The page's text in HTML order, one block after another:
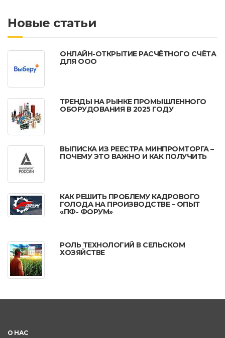
Новые статьи
ОНЛАЙН-ОТКРЫТИЕ РАСЧЁТНОГО СЧЁТА
ДЛЯ ООО
ТРЕНДЫ НА РЫНКЕ ПРОМЫШЛЕННОГО
ОБОРУДОВАНИЯ В 2025 ГОДУ
ВЫПИСКА ИЗ РЕЕСТРА МИНПРОМТОРГА –
ПОЧЕМУ ЭТО ВАЖНО И КАК ПОЛУЧИТЬ
КАК РЕШИТЬ ПРОБЛЕМУ КАДРОВОГО
ГОЛОДА НА ПРОИЗВОДСТВЕ – ОПЫТ
«ПФ- ФОРУМ»
РОЛЬ ТЕХНОЛОГИЙ В СЕЛЬСКОМ
ХОЗЯЙСТВЕ
О НАС